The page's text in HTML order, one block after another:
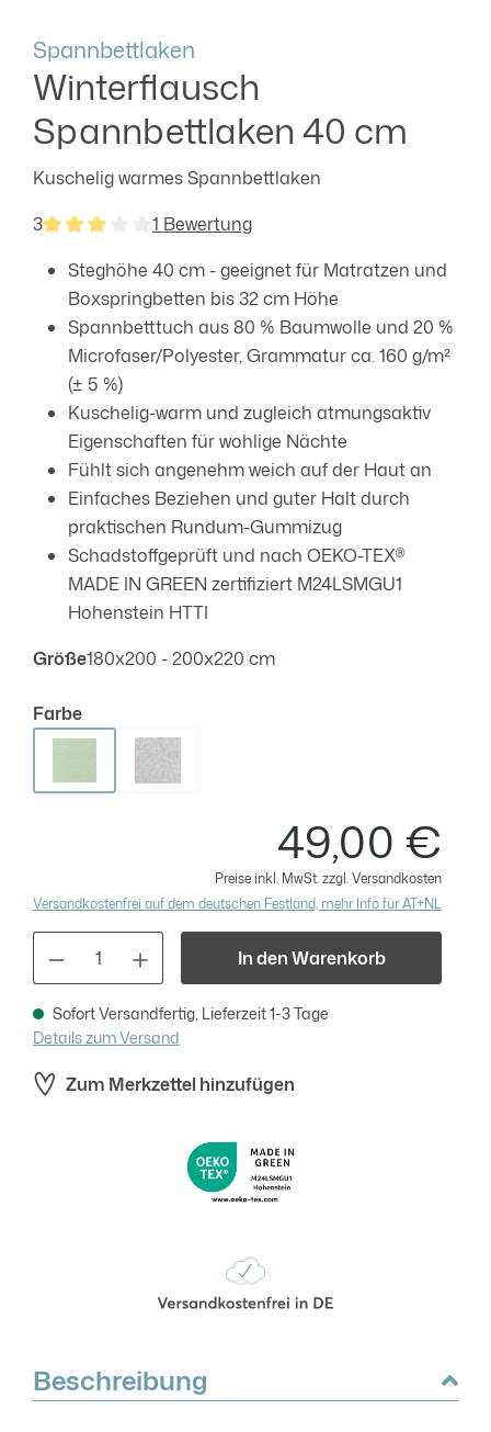
Spannbettlaken
Winterflausch
Spannbettlaken 40 cm
Kuschelig warmes Spannbettlaken
3
1 Bewertung
Steghöhe 40 cm - geeignet für Matratzen und
Boxspringbetten bis 32 cm Höhe
Spannbetttuch aus 80 % Baumwolle und 20 %
Microfaser/Polyester, Grammatur ca. 160 g/m²
(± 5 %)
Kuschelig-warm und zugleich atmungsaktiv
Eigenschaften für wohlige Nächte
Fühlt sich angenehm weich auf der Haut an
Einfaches Beziehen und guter Halt durch
praktischen Rundum-Gummizug
Schadstoffgeprüft und nach OEKO-TEX®
MADE IN GREEN zertifiziert M24LSMGU1
Hohenstein HTTI
Größeauswählen
180x200 - 200x220 cm
Farbeauswählen
EukalyptusNatur
Produkt Anzahl: Gib den gewünschten
49,00 €
Preise inkl. MwSt. zzgl. Versandkosten
Versandkostenfrei auf dem deutschen Festland, mehr Info für AT+NL
In den Warenkorb
Sofort Versandfertig, Lieferzeit 1-3 Tage
Details zum Versand
Zum Merkzettel hinzufügen
Beschreibung